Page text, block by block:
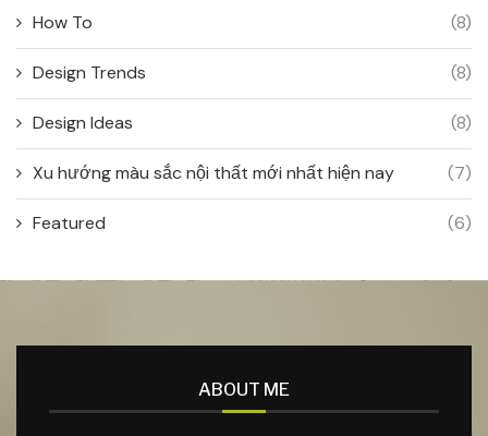
How To (8)
Design Trends (8)
Design Ideas (8)
Xu hướng màu sắc nội thất mới nhất hiện nay (7)
Featured (6)
ABOUT ME